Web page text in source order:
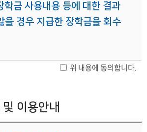
학금 사용내용 등에 대한 결과
을 경우 지급한 장학금을 회수
위 내용에 동의합니다.
이용안내